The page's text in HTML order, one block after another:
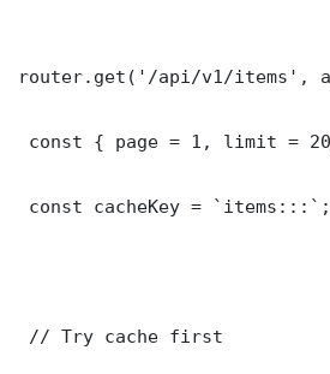
router.get('/api/v1/items',
const { page = 1, limit =
const cacheKey = `items:::`;
// Try cache first